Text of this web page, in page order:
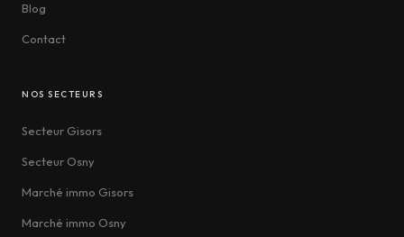
Blog
Contact
NOS SECTEURS
Secteur Gisors
Secteur Osny
Marché immo Gisors
Marché immo Osny